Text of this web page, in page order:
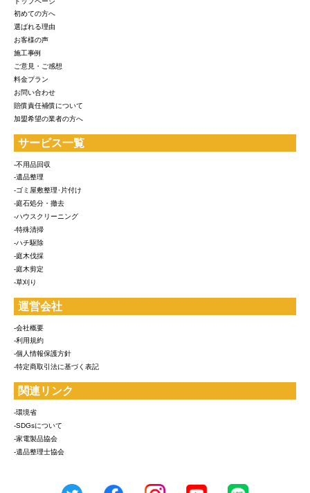
初めての方へ
選ばれる理由
お客様の声
施工事例
ご意見・ご感想
料金プラン
お問い合わせ
賠償責任補償について
加盟希望の業者の方へ
サービス一覧
-不用品回収
-遺品整理
-ゴミ屋敷整理･片付け
-庭石処分・撤去
-ハウスクリーニング
-特殊清掃
-ハチ駆除
-庭木伐採
-庭木剪定
-草刈り
運営会社
-会社概要
-利用規約
-個人情報保護方針
-特定商取引法に基づく表記
関連リンク
-環境省
-SDGsについて
-家電製品協会
-遺品整理士協会